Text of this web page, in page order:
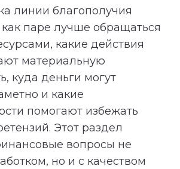
линии благополучия
как паре лучше обращаться
какие действия
материальную
куда деньги могут
и какие
помогают избежать
Этот раздел
вопросы не
но и с качеством